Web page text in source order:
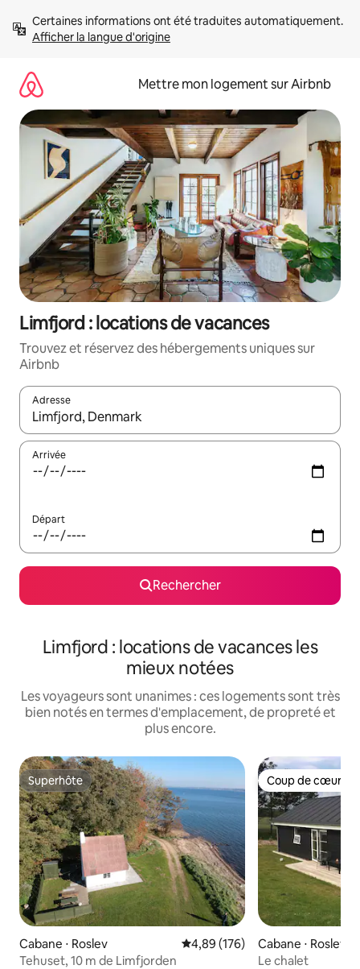
directement
Afficher la langue d'origine
Mettre mon logement sur Airbnb
Limfjord : locations de vacances
Trouvez et réservez des hébergements uniques sur
Airbnb
Adresse
Lorsque les résultats s'affichent, utilisez les flèches vers le
Arrivée
Départ
Rechercher
Limfjord : locations de vacances les
mieux notées
Les voyageurs sont unanimes : ces logements sont très
bien notés en termes d'emplacement, de propreté et
plus encore.
Superhôte
Superhôte
Cabane ⋅ Roslev Évaluation moyenne sur la
4,89 (176)
Tehuset, 10 m de Limfjorden
Coup de cœur
Coup de cœur
Cabane ⋅ Roslev
Le chalet